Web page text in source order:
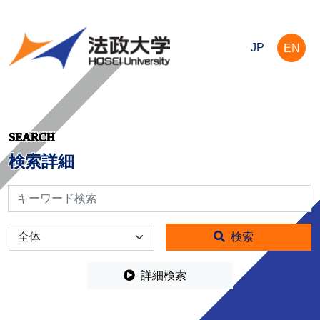
JP EN
SEARCH
検索詳細
検索
全体 検索
詳細検索